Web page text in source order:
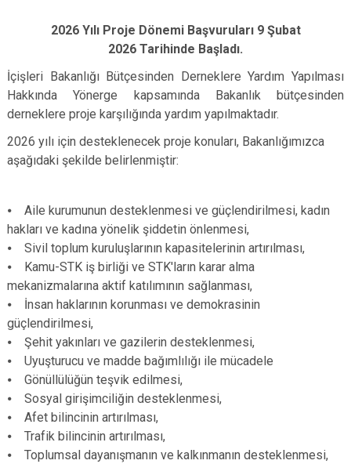
2026 Yılı Proje Dönemi Başvuruları 9 Şubat
2026 Tarihinde Başladı.
İçişleri Bakanlığı Bütçesinden Derneklere Yardım Yapılması
Hakkında Yönerge kapsamında Bakanlık bütçesinden
derneklere proje karşılığında yardım yapılmaktadır.
2026 yılı için desteklenecek proje konuları, Bakanlığımızca
aşağıdaki şekilde belirlenmiştir:
⦁ Aile kurumunun desteklenmesi ve güçlendirilmesi, kadın
hakları ve kadına yönelik şiddetin önlenmesi,
⦁ Sivil toplum kuruluşlarının kapasitelerinin artırılması,
⦁ Kamu-STK iş birliği ve STK'ların karar alma
mekanizmalarına aktif katılımının sağlanması,
⦁ İnsan haklarının korunması ve demokrasinin
güçlendirilmesi,
⦁ Şehit yakınları ve gazilerin desteklenmesi,
⦁ Uyuşturucu ve madde bağımlılığı ile mücadele
⦁ Gönüllülüğün teşvik edilmesi,
⦁ Sosyal girişimciliğin desteklenmesi,
⦁ Afet bilincinin artırılması,
⦁ Trafik bilincinin artırılması,
⦁ Toplumsal dayanışmanın ve kalkınmanın desteklenmesi,